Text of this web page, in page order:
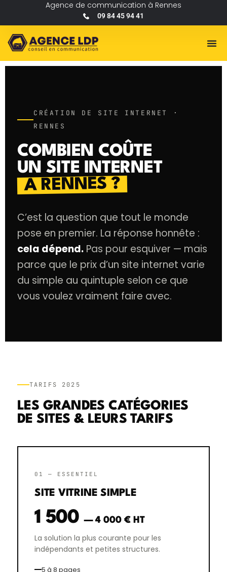
Agence de communication à Rennes
09 84 45 94 41
CRÉATION DE SITE INTERNET ·
RENNES
COMBIEN COÛTE
UN SITE INTERNET
À RENNES ?
C’est la question que tout le monde
pose en premier. La réponse honnête :
cela dépend. Pas pour esquiver — mais
parce que le prix d’un site internet varie
du simple au quintuple selon ce que
vous voulez vraiment faire avec.
TARIFS 2025
LES GRANDES CATÉGORIES
DE SITES & LEURS TARIFS
01 — ESSENTIEL
SITE VITRINE SIMPLE
1 500— 4 000 € HT
La solution la plus courante pour les
indépendants et petites structures.
5 à 8 pages